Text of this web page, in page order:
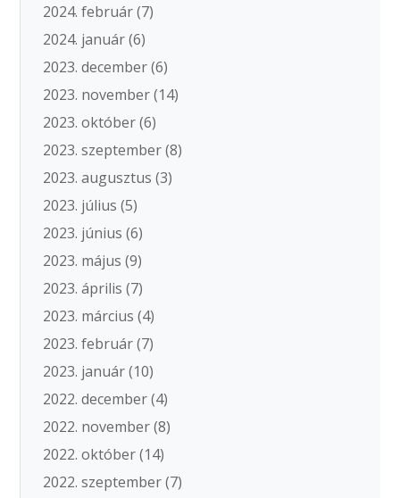
2024. február(7)
2024. január(6)
2023. december(6)
2023. november(14)
2023. október(6)
2023. szeptember(8)
2023. augusztus (3)
2023. július (5)
2023. június (6)
2023. május (9)
2023. április (7)
2023. március (4)
2023. február(7)
2023. január(10)
2022. december(4)
2022. november(8)
2022. október(14)
2022. szeptember(7)